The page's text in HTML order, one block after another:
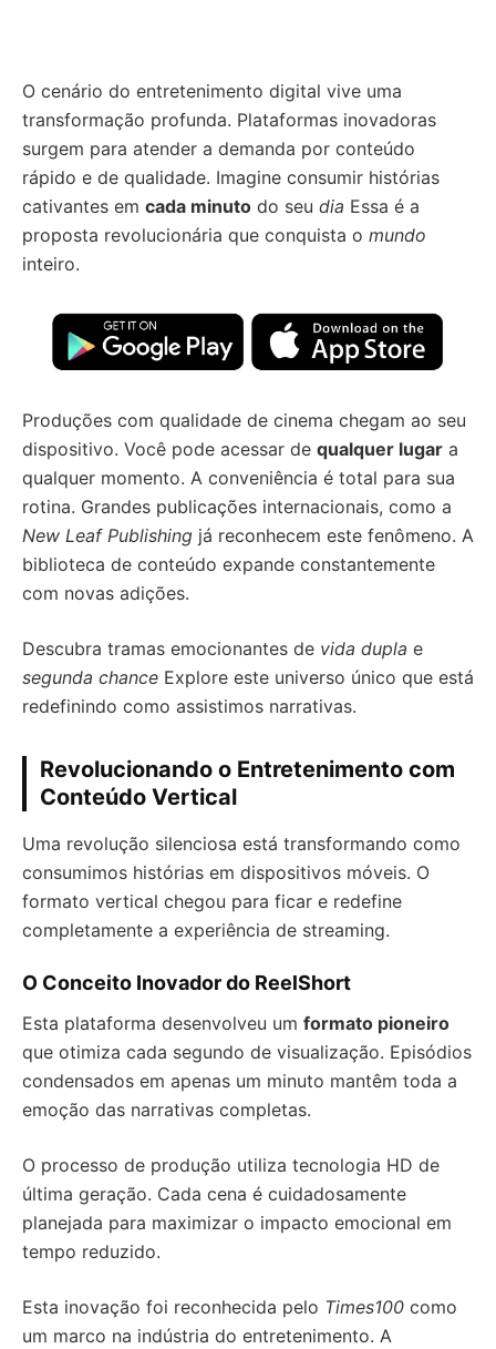
O cenário do entretenimento digital vive uma
transformação profunda. Plataformas inovadoras
surgem para atender a demanda por conteúdo
rápido e de qualidade. Imagine consumir histórias
cativantes em cada minuto do seu dia Essa é a
proposta revolucionária que conquista o mundo
inteiro.
Produções com qualidade de cinema chegam ao seu
dispositivo. Você pode acessar de qualquer lugar a
qualquer momento. A conveniência é total para sua
rotina. Grandes publicações internacionais, como a
New Leaf Publishing já reconhecem este fenômeno. A
biblioteca de conteúdo expande constantemente
com novas adições.
Descubra tramas emocionantes de vida dupla e
segunda chance Explore este universo único que está
redefinindo como assistimos narrativas.
Revolucionando o Entretenimento com
Conteúdo Vertical
Uma revolução silenciosa está transformando como
consumimos histórias em dispositivos móveis. O
formato vertical chegou para ficar e redefine
completamente a experiência de streaming.
O Conceito Inovador do ReelShort
Esta plataforma desenvolveu um formato pioneiro
que otimiza cada segundo de visualização. Episódios
condensados em apenas um minuto mantêm toda a
emoção das narrativas completas.
O processo de produção utiliza tecnologia HD de
última geração. Cada cena é cuidadosamente
planejada para maximizar o impacto emocional em
tempo reduzido.
Esta inovação foi reconhecida pelo Times100 como
um marco na indústria do entretenimento. A